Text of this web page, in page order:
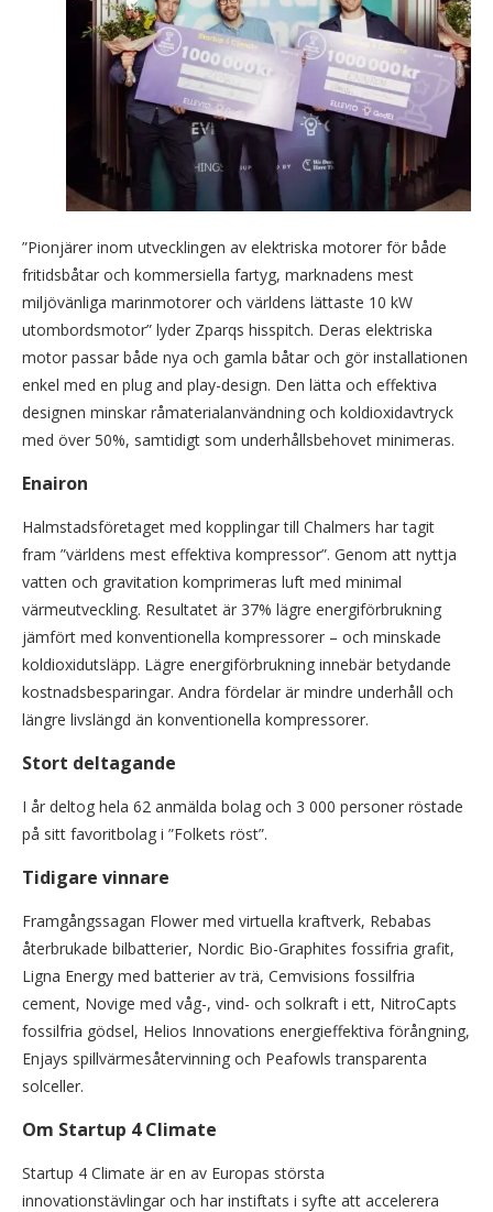
”Pionjärer inom utvecklingen av elektriska motorer för både
fritidsbåtar och kommersiella fartyg, marknadens mest
miljövänliga marinmotorer och världens lättaste 10 kW
utombordsmotor” lyder Zparqs hisspitch. Deras elektriska
motor passar både nya och gamla båtar och gör installationen
enkel med en plug and play-design. Den lätta och effektiva
designen minskar råmaterialanvändning och koldioxidavtryck
med över 50%, samtidigt som underhållsbehovet minimeras.
Enairon
Halmstadsföretaget med kopplingar till Chalmers har tagit
fram ”världens mest effektiva kompressor”. Genom att nyttja
vatten och gravitation komprimeras luft med minimal
värmeutveckling. Resultatet är 37% lägre energiförbrukning
jämfört med konventionella kompressorer – och minskade
koldioxidutsläpp. Lägre energiförbrukning innebär betydande
kostnadsbesparingar. Andra fördelar är mindre underhåll och
längre livslängd än konventionella kompressorer.
Stort deltagande
I år deltog hela 62 anmälda bolag och 3 000 personer röstade
på sitt favoritbolag i ”Folkets röst”.
Tidigare vinnare
Framgångssagan Flower med virtuella kraftverk, Rebabas
återbrukade bilbatterier, Nordic Bio-Graphites fossifria grafit,
Ligna Energy med batterier av trä, Cemvisions fossilfria
cement, Novige med våg-, vind- och solkraft i ett, NitroCapts
fossilfria gödsel, Helios Innovations energieffektiva förångning,
Enjays spillvärmesåtervinning och Peafowls transparenta
solceller.
Om Startup 4 Climate
Startup 4 Climate är en av Europas största
innovationstävlingar och har instiftats i syfte att accelerera